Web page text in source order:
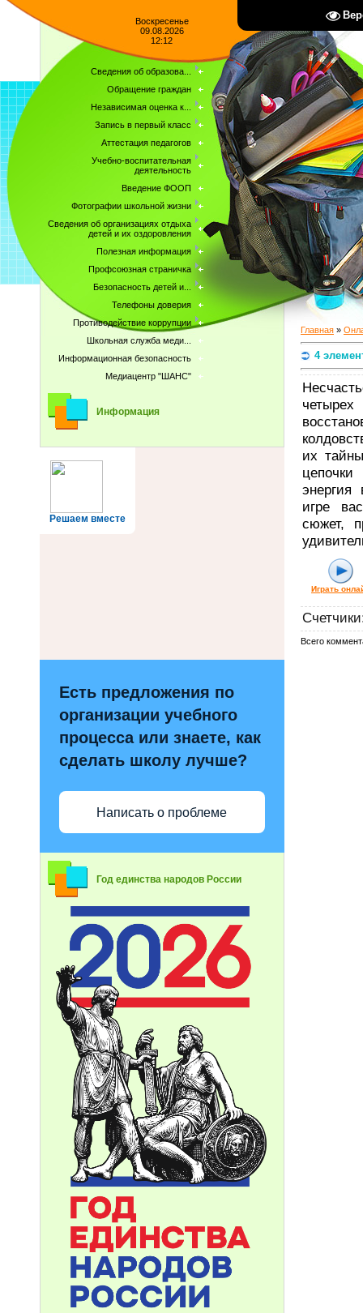
Воскресенье
09.08.2026
12:12
Сведения об образова...
Обращение граждан
Независимая оценка к...
Запись в первый класс
Аттестация педагогов
Учебно-воспитательная
деятельность
Введение ФООП
Фотографии школьной жизни
Сведения об организациях отдыха
детей и их оздоровления
Полезная информация
Профсоюзная страничка
Безопасность детей и...
Телефоны доверия
Противодействие коррупции
Школьная служба меди...
Информационная безопасность
Медиацентр "ШАНС"
Информация
Решаем вместе
Есть предложения по
организации учебного
процесса или знаете, как
сделать школу лучше?
Написать о проблеме
Год единства народов России
Главная »
4
их
игре
сюжет,
Играть
Счетчики
Всего